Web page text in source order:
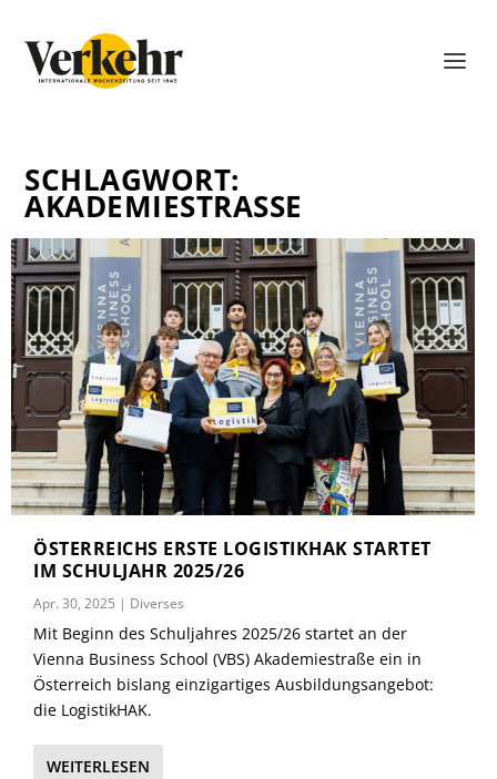
SCHLAGWORT:
AKADEMIESTRASSE
ÖSTERREICHS ERSTE LOGISTIKHAK STARTET
IM SCHULJAHR 2025/26
Apr. 30, 2025 | Diverses
Mit Beginn des Schuljahres 2025/26 startet an der
Vienna Business School (VBS) Akademiestraße ein in
Österreich bislang einzigartiges Ausbildungsangebot:
die LogistikHAK.
WEITERLESEN